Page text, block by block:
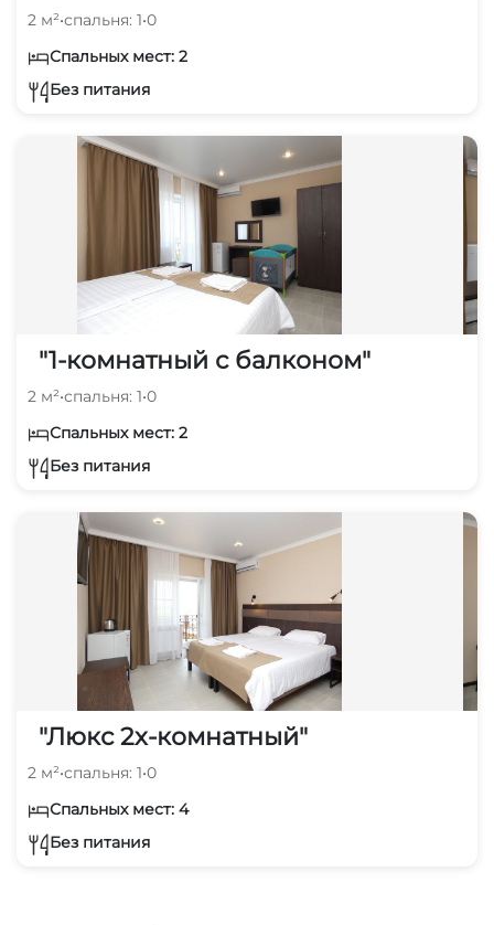
2 м²•спальня: 1•0
Спальных мест: 2
Без питания
"1-комнатный с балконом"
2 м²•спальня: 1•0
Спальных мест: 2
Без питания
"Люкс 2х-комнатный"
2 м²•спальня: 1•0
Спальных мест: 4
Без питания